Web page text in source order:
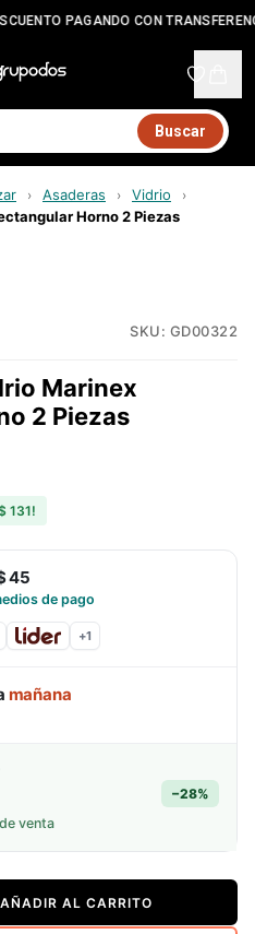
PAGANDO CON
Buscar
› Asaderas › Vidrio ›
Horno 2 Piezas
SKU: GD00322
Marinex
2 Piezas
131!
45
de pago
+1
mañana
−28%
venta
AÑADIR AL CARRITO